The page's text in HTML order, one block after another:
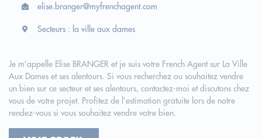
elise.branger@myfrenchagent.com
Secteurs : la ville aux dames
Je m’appelle Elise BRANGER et je suis votre French Agent sur La Ville
Aux Dames et ses alentours. Si vous recherchez ou souhaitez vendre
un bien sur ce secteur et ses alentours, contactez-moi et discutons chez
vous de votre projet. Profitez de l’estimation gratuite lors de notre
rendez-vous si vous souhaitez vendre votre bien.